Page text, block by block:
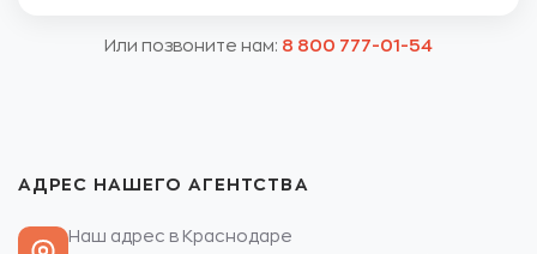
Или позвоните нам: 8 800 777-01-54
АДРЕС НАШЕГО АГЕНТСТВА
Наш адрес в Краснодаре